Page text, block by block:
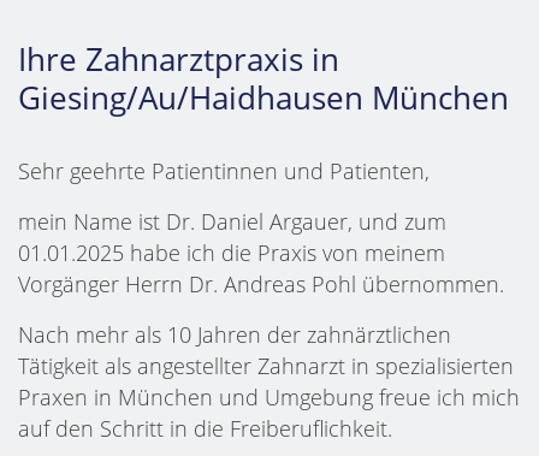
Ihre Zahnarztpraxis in
Giesing/Au/Haidhausen München
Sehr geehrte Patientinnen und Patienten,
mein Name ist Dr. Daniel Argauer, und zum
01.01.2025 habe ich die Praxis von meinem
Vorgänger Herrn Dr. Andreas Pohl übernommen.
Nach mehr als 10 Jahren der zahnärztlichen
Tätigkeit als angestellter Zahnarzt in spezialisierten
Praxen in München und Umgebung freue ich mich
auf den Schritt in die Freiberuflichkeit.